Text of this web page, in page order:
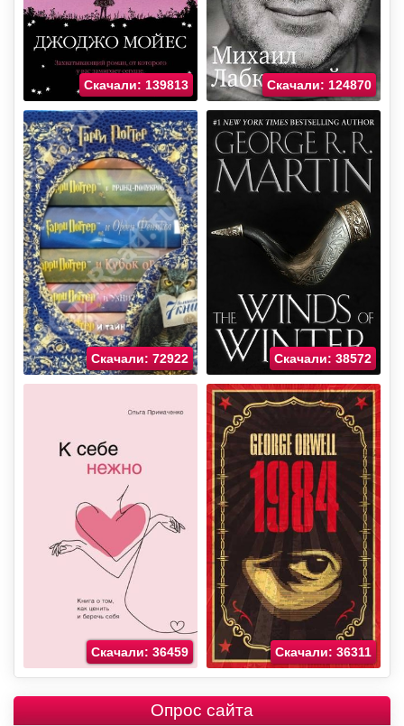
Скачали: 139813 Скачали: 124870
Скачали: 72922 Скачали: 38572
Скачали: 36459 Скачали: 36311
Опрос сайта